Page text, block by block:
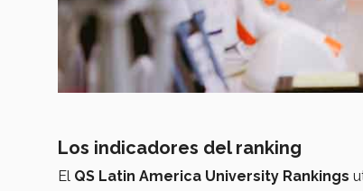
Los indicadores del ranking
El QS Latin America University Rankings